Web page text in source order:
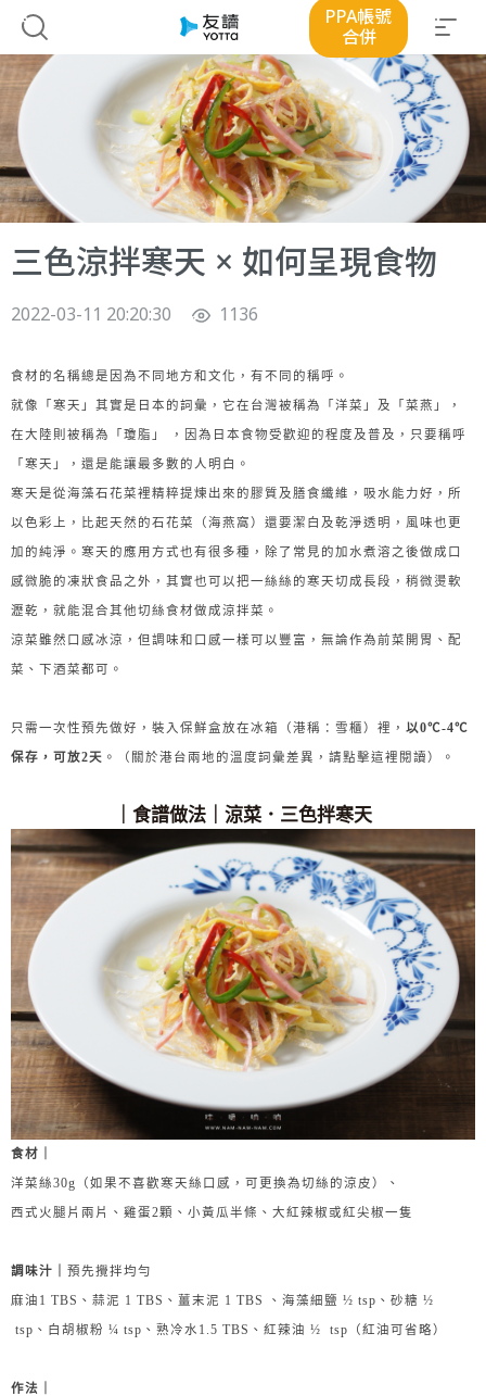
PPA帳號
合併
三色涼拌寒天 × 如何呈現食物
2022-03-11 20:20:30 1136
食材的名稱總是因為不同地方和文化，有不同的稱呼。
就像「寒天」其實是日本的詞彙，它在台灣被稱為「洋菜」及「菜燕」，
在大陸則被稱為「瓊脂」 ，因為日本食物受歡迎的程度及普及，只要稱呼
「寒天」，還是能讓最多數的人明白。
寒天是從海藻石花菜裡精粹提煉出來的膠質及膳食纖維，吸水能力好，所
以色彩上，比起天然的石花菜（海燕窩）還要潔白及乾淨透明，風味也更
加的純淨。寒天的應用方式也有很多種，除了常見的加水煮溶之後做成口
感微脆的凍狀食品之外，其實也可以把一絲絲的寒天切成長段，稍微燙軟
瀝乾，就能混合其他切絲食材做成涼拌菜。
涼菜雖然口感冰涼，但調味和口感一樣可以豐富，無論作為前菜開胃、配
菜、下酒菜都可。
只需一次性預先做好，裝入保鮮盒放在冰箱（港稱：雪櫃）裡，以0℃-4℃
保存，可放2天 。（關於港台兩地的溫度詞彙差異，請點擊這裡閱讀）。
｜食譜做法｜涼菜．三色拌寒天
食材｜
洋菜絲30g（如果不喜歡寒天絲口感，可更換為切絲的涼皮）、
西式火腿片兩片、雞蛋2顆、小黃瓜半條、大紅辣椒或紅尖椒一隻
調味汁｜預先攪拌均勻
麻油1 TBS、蒜泥 1 TBS、薑末泥 1 TBS 、海藻細鹽 ½ tsp、砂糖 ½
tsp、白胡椒粉 ¼ tsp、熟冷水1.5 TBS、紅辣油 ½  tsp（紅油可省略）
作法｜